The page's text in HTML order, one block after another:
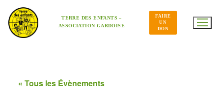
contenu
TERRE DES ENFANTS –
ASSOCIATION GARDOISE
FAIRE
UN
DON
« Tous les Évènements